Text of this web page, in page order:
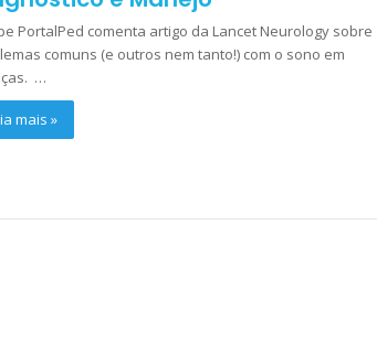
PortalPed comenta artigo da Lancet Neurology sobre
comuns (e outros nem tanto!) com o sono em
…
mais »